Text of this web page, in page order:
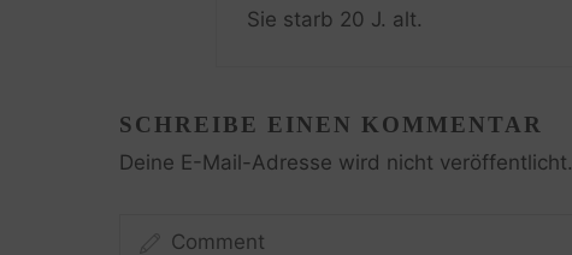
Sie starb 20 J. alt.
SCHREIBE EINEN KOMMENTAR
Deine E-Mail-Adresse wird nicht veröffentlicht.